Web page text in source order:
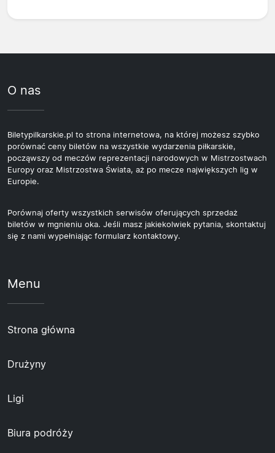
O nas
Biletypilkarskie.pl to strona internetowa, na której możesz szybko
porównać ceny biletów na wszystkie wydarzenia piłkarskie,
począwszy od meczów reprezentacji narodowych w Mistrzostwach
Europy oraz Mistrzostwa Świata, aż po mecze największych lig w
Europie.
Porównaj oferty wszystkich serwisów oferujących sprzedaż
biletów w mgnieniu oka. Jeśli masz jakiekolwiek pytania, skontaktuj
się z nami wypełniając formularz kontaktowy.
Menu
Strona główna
Drużyny
Ligi
Biura podróży